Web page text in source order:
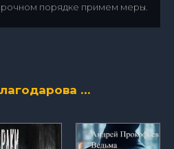
порядке примем меры.
слушать бесплатно полные версии